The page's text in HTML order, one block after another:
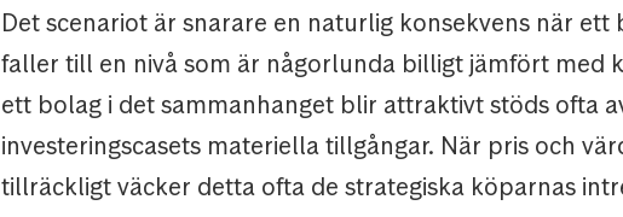
Det scenariot är snarare en naturlig konsekvens när ett
faller till en nivå som är någorlunda billigt jämfört med
ett bolag i det sammanhanget blir attraktivt stöds ofta
investeringscasets materiella tillgångar. När pris och
tillräckligt väcker detta ofta de strategiska köparnas